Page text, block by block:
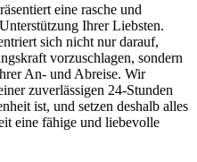
eine rasche und
Ihrer Liebsten.
sich nicht nur darauf,
vorzuschlagen, sondern
An- und Abreise. Wir
zuverlässigen 24-Stunden
ist, und setzen deshalb alles
eine fähige und liebevolle